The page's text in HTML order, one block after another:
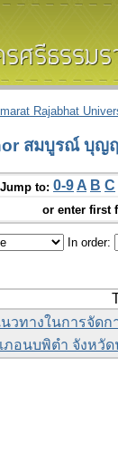
Rajabhat
สมบูรณ์ บุญ
Jump to: 0-9 A B C
or enter first
In order:
วทางในการจัด
ภอนบพิตำ จังหวั